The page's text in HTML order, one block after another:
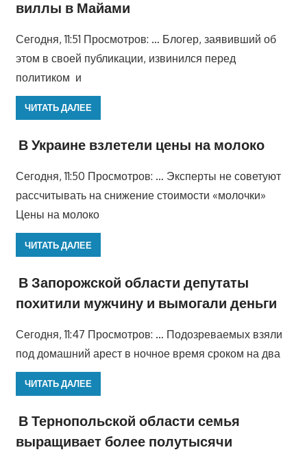
виллы в Майами
Сегодня, 11:51 Просмотров: … Блогер, заявивший об
этом в своей публикации, извинился перед
политиком и
ЧИТАТЬ ДАЛЕЕ
В Украине взлетели цены на молоко
Сегодня, 11:50 Просмотров: … Эксперты не советуют
рассчитывать на снижение стоимости «молочки»
Цены на молоко
ЧИТАТЬ ДАЛЕЕ
В Запорожской области депутаты
похитили мужчину и вымогали деньги
Сегодня, 11:47 Просмотров: … Подозреваемых взяли
под домашний арест в ночное время сроком на два
ЧИТАТЬ ДАЛЕЕ
В Тернопольской области семья
выращивает более полутысячи